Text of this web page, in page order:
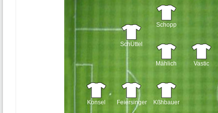
Konsel
SchÜttel
Feiersinger
Schopp
Mählich
Kßhbauer
Vastic